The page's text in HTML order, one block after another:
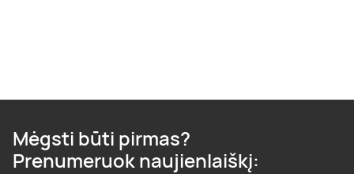
Mėgsti būti pirmas?
Prenumeruok naujienlaiškį: